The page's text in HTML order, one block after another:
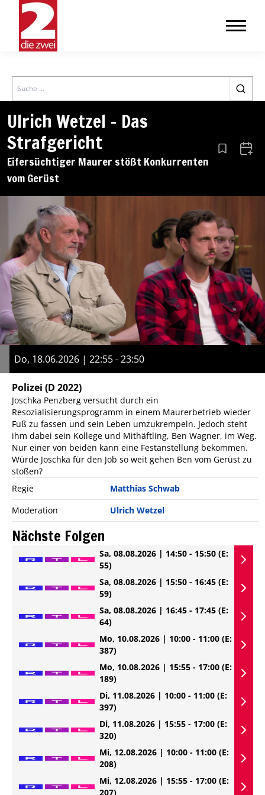
Search
Ulrich Wetzel – Das
Strafgericht
Eifersüchtiger Maurer stößt Konkurrenten
vom Gerüst
Aus den
Do, 18.06.2026 | 22:55 - 23:50
Polizei (D 2022)
Joschka Penzberg versucht durch ein
Resozialisierungsprogramm in einem Maurerbetrieb wieder
Fuß zu fassen und sein Leben umzukrempeln. Jedoch steht
ihm dabei sein Kollege und Mithäftling, Ben Wagner, im Weg.
Nur einer von beiden kann eine Festanstellung bekommen.
Würde Joschka für den Job so weit gehen Ben vom Gerüst zu
stoßen?
Regie
Matthias Schwab
Moderation
Ulrich Wetzel
Nächste Folgen
Sa, 08.08.2026 | 14:50 - 15:50 (E:
55)
Sa, 08.08.2026 | 15:50 - 16:45 (E:
59)
Sa, 08.08.2026 | 16:45 - 17:45 (E:
64)
Mo, 10.08.2026 | 10:00 - 11:00 (E:
387)
Mo, 10.08.2026 | 15:55 - 17:00 (E:
189)
Di, 11.08.2026 | 10:00 - 11:00 (E:
397)
Di, 11.08.2026 | 15:55 - 17:00 (E:
320)
Mi, 12.08.2026 | 10:00 - 11:00 (E:
208)
Mi, 12.08.2026 | 15:55 - 17:00 (E:
207)